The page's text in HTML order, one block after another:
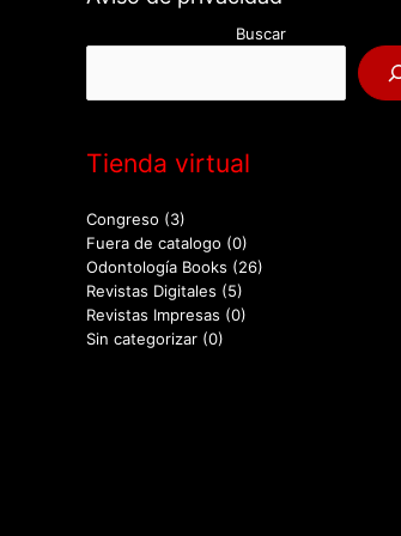
Buscar
Tienda virtual
Congreso (3)
Fuera de catalogo (0)
Odontología Books (26)
Revistas Digitales (5)
Revistas Impresas (0)
Sin categorizar (0)